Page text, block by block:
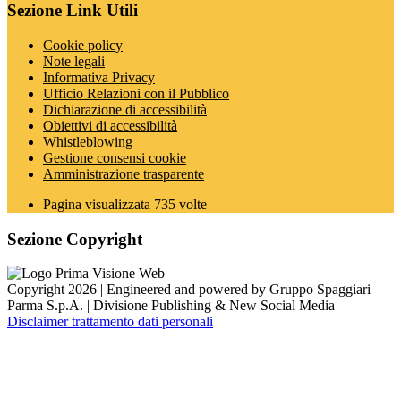
Sezione Link Utili
Cookie policy
Note legali
Informativa Privacy
Ufficio Relazioni con il Pubblico
Dichiarazione di accessibilità
Obiettivi di accessibilità
Whistleblowing
Gestione consensi cookie
Amministrazione trasparente
Pagina visualizzata 735 volte
Sezione Copyright
Copyright 2026 | Engineered and powered by Gruppo Spaggiari
Parma S.p.A. | Divisione Publishing & New Social Media
Disclaimer trattamento dati personali